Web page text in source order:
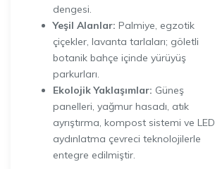
dengesi.
Yeşil Alanlar: Palmiye, egzotik
çiçekler, lavanta tarlaları; göletli
botanik bahçe içinde yürüyüş
parkurları.
Ekolojik Yaklaşımlar: Güneş
panelleri, yağmur hasadı, atık
ayrıştırma, kompost sistemi ve LED
aydınlatma çevreci teknolojilerle
entegre edilmiştir.